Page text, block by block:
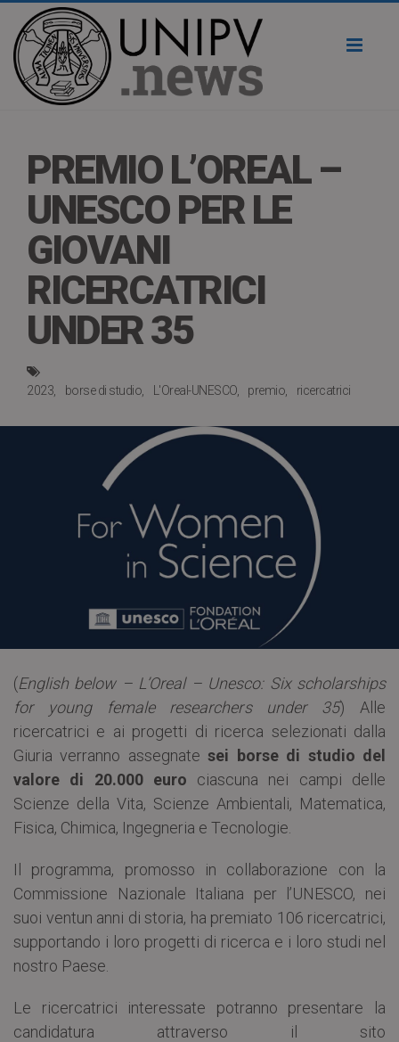
PREMIO L’OREAL –
UNESCO PER LE
GIOVANI
RICERCATRICI
UNDER 35
2023 borse di studio L'Oreal-UNESCO premio ricercatrici
(English below – L’Oreal – Unesco: Six scholarships
for young female researchers under 35) Alle
ricercatrici e ai progetti di ricerca selezionati dalla
Giuria verranno assegnatesei borse di studio del
valore di 20.000 euro ciascuna nei campi delle
Scienze della Vita, Scienze Ambientali, Matematica,
Fisica, Chimica, Ingegneria e Tecnologie.
Il programma, promosso in collaborazione con la
Commissione Nazionale Italiana per l’UNESCO, nei
suoi ventun anni di storia, ha premiato 106 ricercatrici,
supportando i loro progetti di ricerca e i loro studi nel
nostro Paese.
Le ricercatrici interessate potranno presentare la
candidatura attraverso il sito